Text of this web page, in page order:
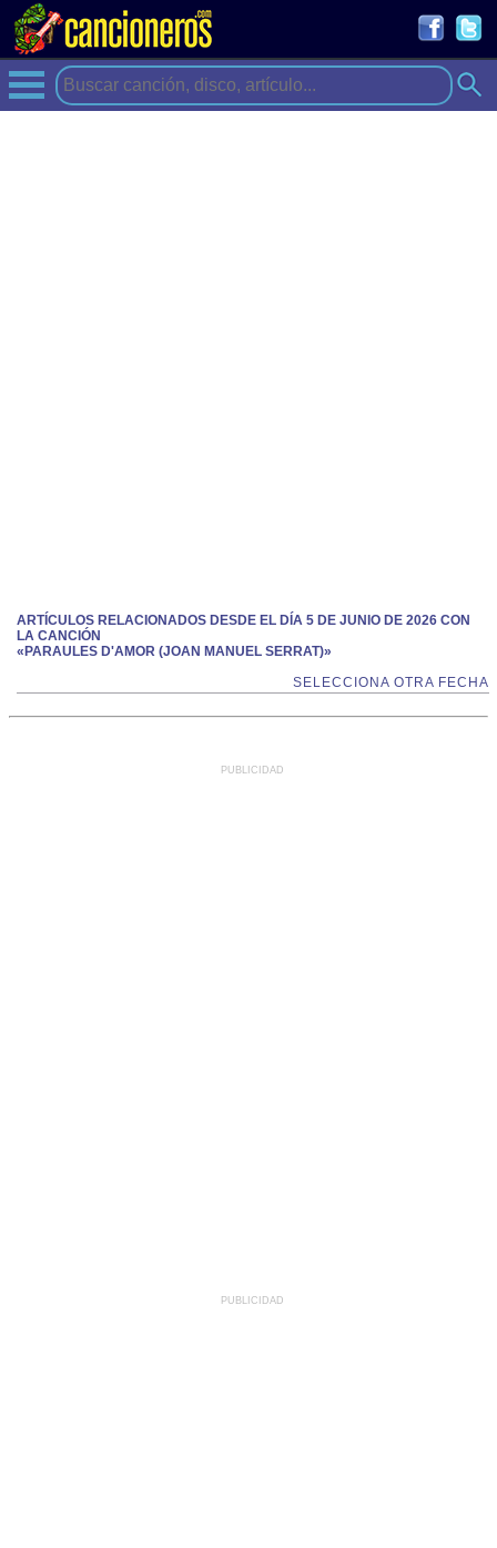
ARTÍCULOS RELACIONADOS DESDE EL DÍA 5 DE JUNIO DE 2026 CON
LA CANCIÓN
«PARAULES D'AMOR (JOAN MANUEL SERRAT)»
SELECCIONA OTRA FECHA
PUBLICIDAD
PUBLICIDAD